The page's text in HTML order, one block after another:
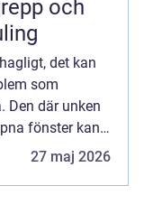
och
det kan
som
Den där unken
fönster kan
27 maj 2026